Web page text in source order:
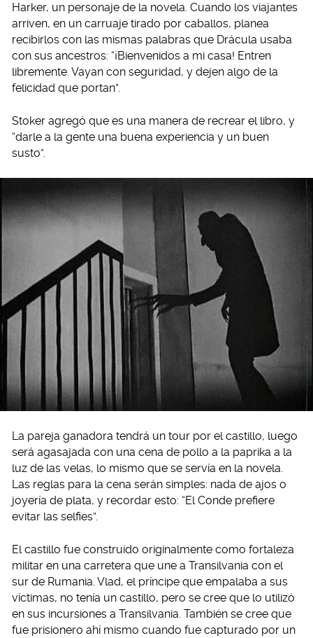
Harker, un personaje de la novela. Cuando los viajantes
arriven, en un carruaje tirado por caballos, planea
recibirlos con las mismas palabras que Drácula usaba
con sus ancestros: “¡Bienvenidos a mi casa! Entren
libremente. Vayan con seguridad, y dejen algo de la
felicidad que portan”.
Stoker agregó que es una manera de recrear el libro, y
“darle a la gente una buena experiencia y un buen
susto”.
La pareja ganadora tendrá un tour por el castillo, luego
será agasajada con una cena de pollo a la paprika a la
luz de las velas, lo mismo que se servía en la novela.
Las reglas para la cena serán simples: nada de ajos o
joyería de plata, y recordar esto: “El Conde prefiere
evitar las selfies”.
El castillo fue construido originalmente como fortaleza
militar en una carretera que une a Transilvania con el
sur de Rumania. Vlad, el príncipe que empalaba a sus
víctimas, no tenía un castillo, pero se cree que lo utilizó
en sus incursiones a Transilvania. También se cree que
fue prisionero ahí mismo cuando fue capturado por un